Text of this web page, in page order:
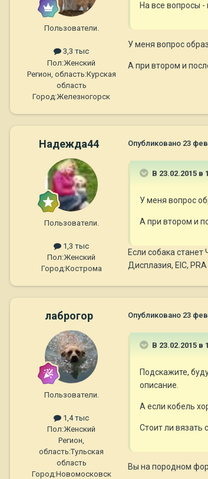
Пользователи.
3,3 тыс
Пол:Женский
Регион, область:Курская
область
Город:Железногорск
На все вопросы -
У меня вопрос
А при втором и
Надежда44
Пользователи.
1,3 тыс
Пол:Женский
Город:Кострома
Опубликовано 23
В 23.02.2015 в
У меня вопрос
А при втором и
Если собака
Дисплазия, EIC, PRA
лаброгор
Пользователи.
1,4 тыс
Пол:Женский
Регион,
область:Тульская
область
Город:Новомосковск
Опубликовано 23
В 23.02.2015 в
Подскажите,
описание.
А если кобель
Стоит ли вязать
Вы на породном